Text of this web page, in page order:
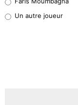
9%
Un autre joueur